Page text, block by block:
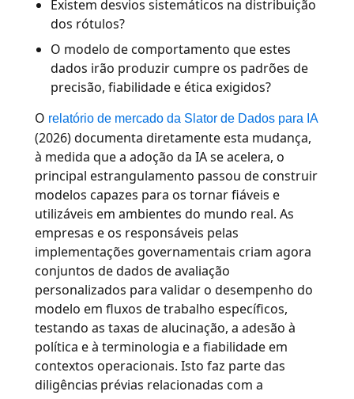
Existem desvios sistemáticos na distribuição
dos rótulos?
O modelo de comportamento que estes
dados irão produzir cumpre os padrões de
precisão, fiabilidade e ética exigidos?
O relatório de mercado da Slator de Dados para IA
(2026) documenta diretamente esta mudança,
à medida que a adoção da IA se acelera, o
principal estrangulamento passou de construir
modelos capazes para os tornar fiáveis e
utilizáveis em ambientes do mundo real. As
empresas e os responsáveis pelas
implementações governamentais criam agora
conjuntos de dados de avaliação
personalizados para validar o desempenho do
modelo em fluxos de trabalho específicos,
testando as taxas de alucinação, a adesão à
política e à terminologia e a fiabilidade em
contextos operacionais. Isto faz parte das
diligências prévias relacionadas com a